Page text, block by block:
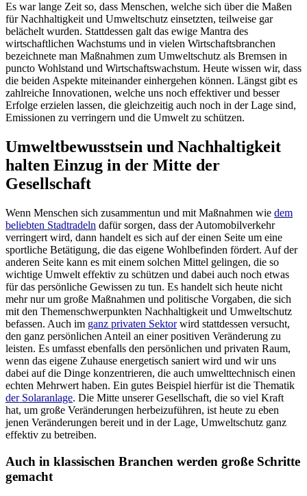
Es war lange Zeit so, dass Menschen, welche sich über die Maßen
für Nachhaltigkeit und Umweltschutz einsetzten, teilweise gar
belächelt wurden. Stattdessen galt das ewige Mantra des
wirtschaftlichen Wachstums und in vielen Wirtschaftsbranchen
bezeichnete man Maßnahmen zum Umweltschutz als Bremsen in
puncto Wohlstand und Wirtschaftswachstum. Heute wissen wir, dass
die beiden Aspekte miteinander einhergehen können. Längst gibt es
zahlreiche Innovationen, welche uns noch effektiver und besser
Erfolge erzielen lassen, die gleichzeitig auch noch in der Lage sind,
Emissionen zu verringern und die Umwelt zu schützen.
Umweltbewusstsein und Nachhaltigkeit
halten Einzug in der Mitte der
Gesellschaft
Wenn Menschen sich zusammentun und mit Maßnahmen wie dem
beliebten Stadtradeln dafür sorgen, dass der Automobilverkehr
verringert wird, dann handelt es sich auf der einen Seite um eine
sportliche Betätigung, die das eigene Wohlbefinden fördert. Auf der
anderen Seite kann es mit einem solchen Mittel gelingen, die so
wichtige Umwelt effektiv zu schützen und dabei auch noch etwas
für das persönliche Gewissen zu tun. Es handelt sich heute nicht
mehr nur um große Maßnahmen und politische Vorgaben, die sich
mit den Themenschwerpunkten Nachhaltigkeit und Umweltschutz
befassen. Auch im ganz privaten Sektorwird stattdessen versucht,
den ganz persönlichen Anteil an einer positiven Veränderung zu
leisten. Es umfasst ebenfalls den persönlichen und privaten Raum,
wenn das eigene Zuhause energetisch saniert wird und wir uns
dabei auf die Dinge konzentrieren, die auch umwelttechnisch einen
echten Mehrwert haben. Ein gutes Beispiel hierfür ist die Thematik
der Solaranlage. Die Mitte unserer Gesellschaft, die so viel Kraft
hat, um große Veränderungen herbeizuführen, ist heute zu eben
jenen Veränderungen bereit und in der Lage, Umweltschutz ganz
effektiv zu betreiben.
Auch in klassischen Branchen werden große Schritte
gemacht